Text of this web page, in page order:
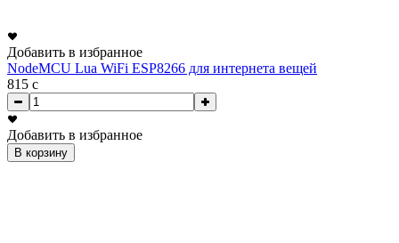
Добавить в избранное
NodeMCU Lua WiFi ESP8266 для интернета вещей
815 c
Добавить в избранное
В корзину